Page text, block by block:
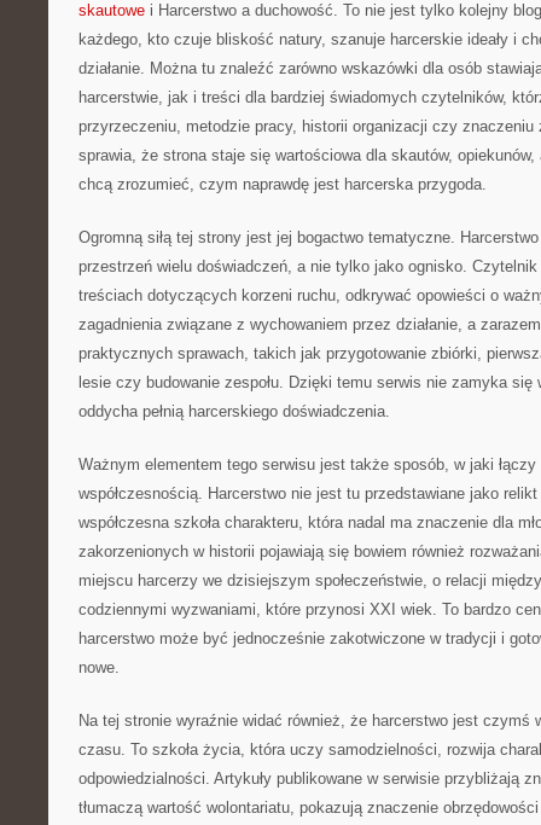
skautowe i Harcerstwo a duchowość. To nie jest tylko kolejny
każdego, kto czuje bliskość natury, szanuje harcerskie ideały i
działanie. Można tu znaleźć zarówno wskazówki dla osób
harcerstwie, jak i treści dla bardziej świadomych czytelników,
przyrzeczeniu, metodzie pracy, historii organizacji czy znaczeniu
sprawia, że strona staje się wartościowa dla skautów,
chcą zrozumieć, czym naprawdę jest harcerska przygoda.
Ogromną siłą tej strony jest jej bogactwo tematyczne.
przestrzeń wielu doświadczeń, a nie tylko jako ognisko.
treściach dotyczących korzeni ruchu, odkrywać opowieści o
zagadnienia związane z wychowaniem przez działanie, a
praktycznych sprawach, takich jak przygotowanie zbiórki,
lesie czy budowanie zespołu. Dzięki temu serwis nie zamyka
oddycha pełnią harcerskiego doświadczenia.
Ważnym elementem tego serwisu jest także sposób, w jaki
współczesnością. Harcerstwo nie jest tu przedstawiane jako
współczesna szkoła charakteru, która nadal ma znaczenie dla
zakorzenionych w historii pojawiają się bowiem również
miejscu harcerzy we dzisiejszym społeczeństwie, o relacji
codziennymi wyzwaniami, które przynosi XXI wiek. To bardzo
harcerstwo może być jednocześnie zakotwiczone w tradycji i
nowe.
Na tej stronie wyraźnie widać również, że harcerstwo jest czymś
czasu. To szkoła życia, która uczy samodzielności, rozwija
odpowiedzialności. Artykuły publikowane w serwisie przybliżają
tłumaczą wartość wolontariatu, pokazują znaczenie